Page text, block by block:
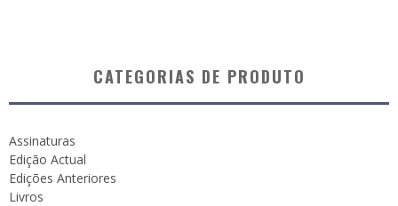
CATEGORIAS DE PRODUTO
Assinaturas
Edição Actual
Edições Anteriores
Livros